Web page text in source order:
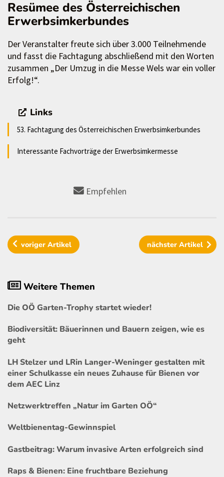
Resümee des Österreichischen
Erwerbsimkerbundes
Der Veranstalter freute sich über 3.000 Teilnehmende
und fasst die Fachtagung abschließend mit den Worten
zusammen „Der Umzug in die Messe Wels war ein voller
Erfolg!“.
Links
53. Fachtagung des Österreichischen Erwerbsimkerbundes
Interessante Fachvorträge der Erwerbsimkermesse
Empfehlen
vorigerArtikel nächster Artikel
Weitere Themen
Die OÖ Garten-Trophy startet wieder!
Biodiversität: Bäuerinnen und Bauern zeigen, wie es
geht
LH Stelzer und LRin Langer-Weninger gestalten mit
einer Schulkasse ein neues Zuhause für Bienen vor
dem AEC Linz
Netzwerktreffen „Natur im Garten OÖ“
Weltbienentag-Gewinnspiel
Gastbeitrag: Warum invasive Arten erfolgreich sind
Raps & Bienen: Eine fruchtbare Beziehung